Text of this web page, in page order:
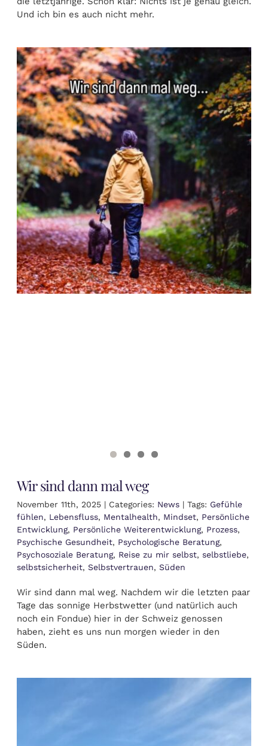
Und ich bin es auch nicht mehr.
Wir sind dann mal weg
November 11th, 2025 | Categories: News | Tags: Gefühle
fühlen, Lebensfluss, Mentalhealth, Mindset, Persönliche
Entwicklung, Persönliche Weiterentwicklung, Prozess,
Psychische Gesundheit, Psychologische Beratung,
Psychosoziale Beratung, Reise zu mir selbst, selbstliebe,
selbstsicherheit, Selbstvertrauen, Süden
Wir sind dann mal weg. Nachdem wir die letzten paar
Tage das sonnige Herbstwetter (und natürlich auch
noch ein Fondue) hier in der Schweiz genossen
haben, zieht es uns nun morgen wieder in den
Süden.